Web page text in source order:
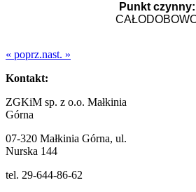
Punkt czynny:
« poprz.nast. »
Kontakt:
ZGKiM sp. z o.o. Małkinia
Górna
07-320 Małkinia Górna, ul.
Nurska 144
tel. 29-644-86-62